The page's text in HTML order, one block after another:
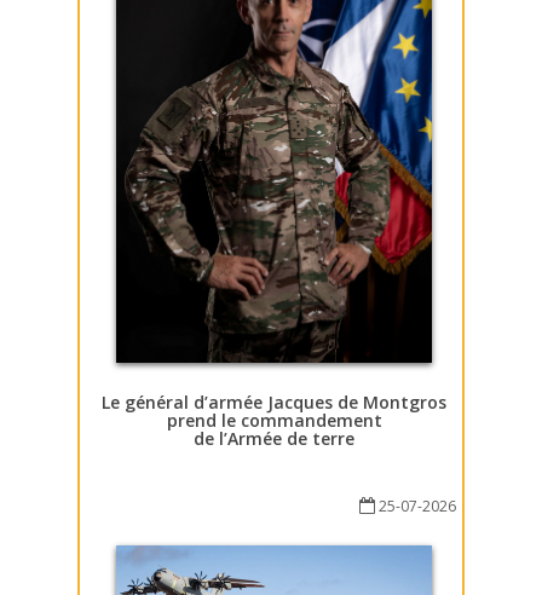
Le général d’armée Jacques de Montgros
prend le commandement
de l’Armée de terre
25-07-2026